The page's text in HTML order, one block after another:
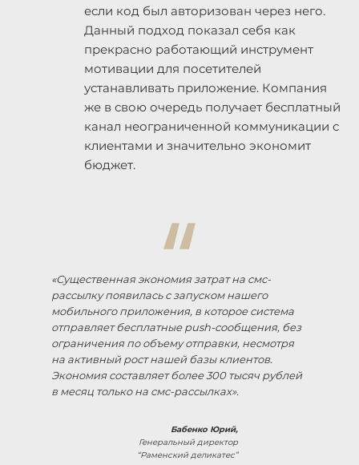
если код был авторизован через него.
Данный подход показал себя как
прекрасно работающий инструмент
мотивации для посетителей
устанавливать приложение. Компания
же в свою очередь получает бесплатный
канал неограниченной коммуникации с
клиентами и значительно экономит
бюджет.
«Существенная экономия затрат на смс-
рассылку появилась с запуском нашего
мобильного приложения, в которое система
отправляет бесплатные push-сообщения, без
ограничения по объему отправки, несмотря
на активный рост нашей базы клиентов.
Экономия составляет более 300 тысяч рублей
в месяц только на смс-рассылках».
Бабенко Юрий,
Генеральный директор
“Раменский деликатес”